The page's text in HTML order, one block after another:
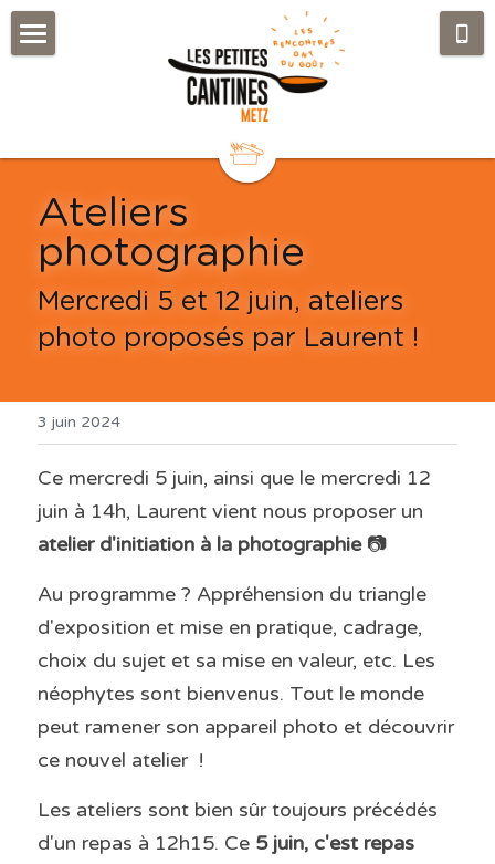
Qui sommes-nous
Toutes les catégories
Contact
Ateliers
photographie
Mercredi 5 et 12 juin, ateliers
photo proposés par Laurent !
3 juin 2024
Ce mercredi 5 juin, ainsi que le mercredi 12
atelier d'initiation à la photographie 📷
Au programme ? Appréhension du triangle
d'exposition et mise en pratique, cadrage,
choix du sujet et sa mise en valeur, etc. Les
néophytes sont bienvenus. Tout le monde
peut ramener son appareil photo et découvrir
ce nouvel atelier  !
Les ateliers sont bien sûr toujours précédés
d'un repas à 12h15. Ce 5 juin, c'est repas